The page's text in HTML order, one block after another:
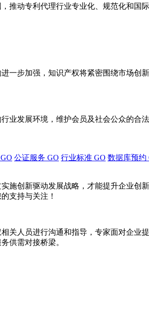
推动专利代理行业专业化、规范化和国
一步加强，知识产权将紧密围绕市场
业发展环境，维护会员及社会公众的
GO 公证服务 GO 行业标准 GO 数据库预约
施创新驱动发展战略，才能提升企业创
支持与关注！
关人员进行沟通和指导，专家面对企业
供需对接桥梁。